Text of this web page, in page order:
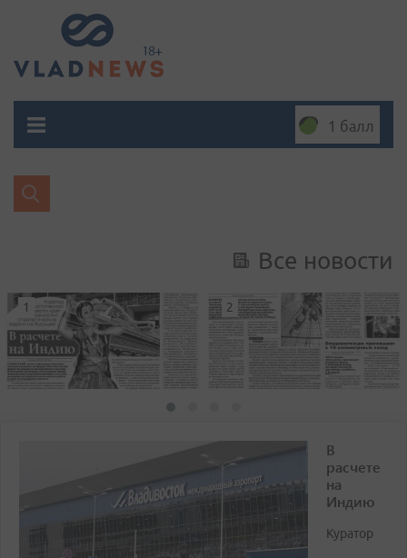
1 балл
Все новости
1 2
В
расчете
на
Индию
Куратор